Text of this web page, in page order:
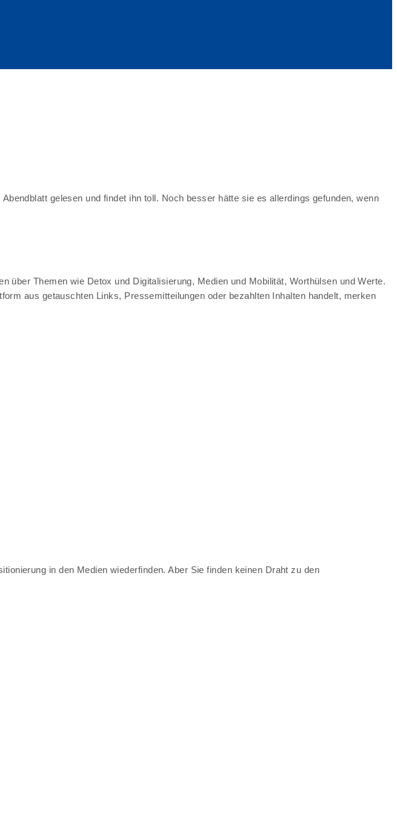
gelesen und findet ihn toll. Noch besser hätte sie es allerdings gefunden, wenn
über Themen wie Detox und Digitalisierung, Medien und Mobilität, Worthülsen und Werte.
aus getauschten Links, Pressemitteilungen oder bezahlten Inhalten handelt, merken
in den Medien wiederfinden. Aber Sie finden keinen Draht zu den